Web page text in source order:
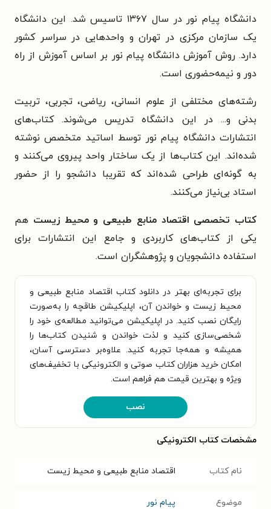
دانشگاه پیام نور در سال ۱۳۶۷ تاسیس شد. این دانشگاه
یک سازمان مرکزی در تهران و واحدهایی در سراسر کشور
دارد. روش آموزش دانشگاه پیام نور بر اساس آموزش از راه
دور و نیمه‌حضوری است.
رشته‌های مختلفی از علوم انسانی، ریاضی، تجربی، تربیت
بدنی و... در این دانشگاه تدریس می‌شوند. کتاب‌های
انتشارات دانشگاه پیام نور توسط اساتید متخصص نوشته
شده‌اند. این کتاب‌ها از یک ساختار واحد پیروی می‌کنند و
به گونه‌ای طراحی شده‌اند که تقریبا دانشجو را از حضور
استاد بی‌نیاز می‌کنند.
کتاب تخصصی اقتصاد منابع طبیعی و محیط زیست هم
یکی از کتاب‌های کاربردی و جامع این انتشارات برای
استفاده دانشجویان و پژوهشگران است.
برای تجربه‌ای بهتر در دانلود کتاب اقتصاد منابع طبیعی و
محیط زیست و خواندن آن، اپلیکیشن طاقچه را به‌صورت
رایگان نصب کنید. در اپلیکیشن می‌توانید مطالعه‌ی خود را
شخصی‌سازی کنید و لذت خواندن و شنیدن کتاب‌ها را
همیشه و همه‌جا تجربه کنید. علاوه‌بر دسترسی آسان،
امکان خرید هزاران کتاب صوتی و الکترونیکی با تخفیف‌های
ویژه و بهترین قیمت هم فراهم است.
نصب
مشخصات کتاب الکترونیکی
نام کتاب اقتصاد منابع طبیعی و محیط زیست
موضوع پیام نور